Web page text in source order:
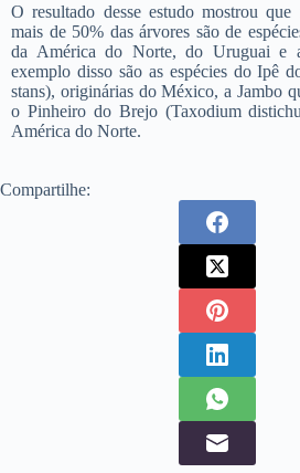
O resultado desse estudo mostrou
mais de 50% das árvores são de
da América do Norte, do Uruguai e
exemplo disso são as espécies do Ipê
stans), originárias do México, a Jambo
o Pinheiro do Brejo (Taxodium
América do Norte.
Compartilhe: